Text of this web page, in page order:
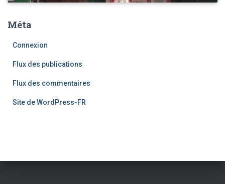
Méta
Connexion
Flux des publications
Flux des commentaires
Site de WordPress-FR